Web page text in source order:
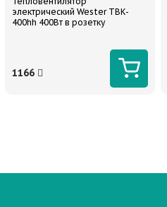
электрический Wester TBK-
400hh 400Вт в розетку
1166